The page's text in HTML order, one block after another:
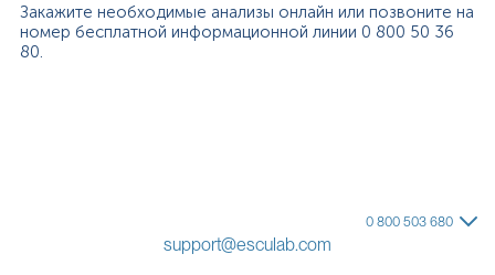
Закажите необходимые анализы онлайн или позвоните на
номер бесплатной информационной линии 0 800 50 36
80.
0 800 503 680
support@esculab.com